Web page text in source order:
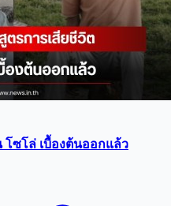
ซโล่ เบื้องต้นออกแล้ว